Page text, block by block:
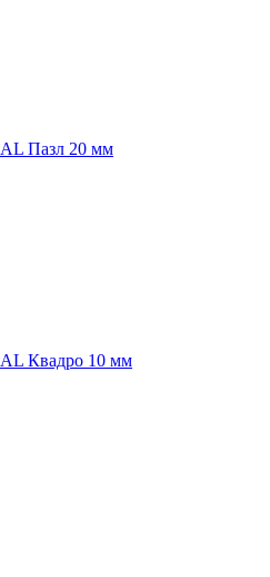
Пазл 20 мм
Квадро 10 мм